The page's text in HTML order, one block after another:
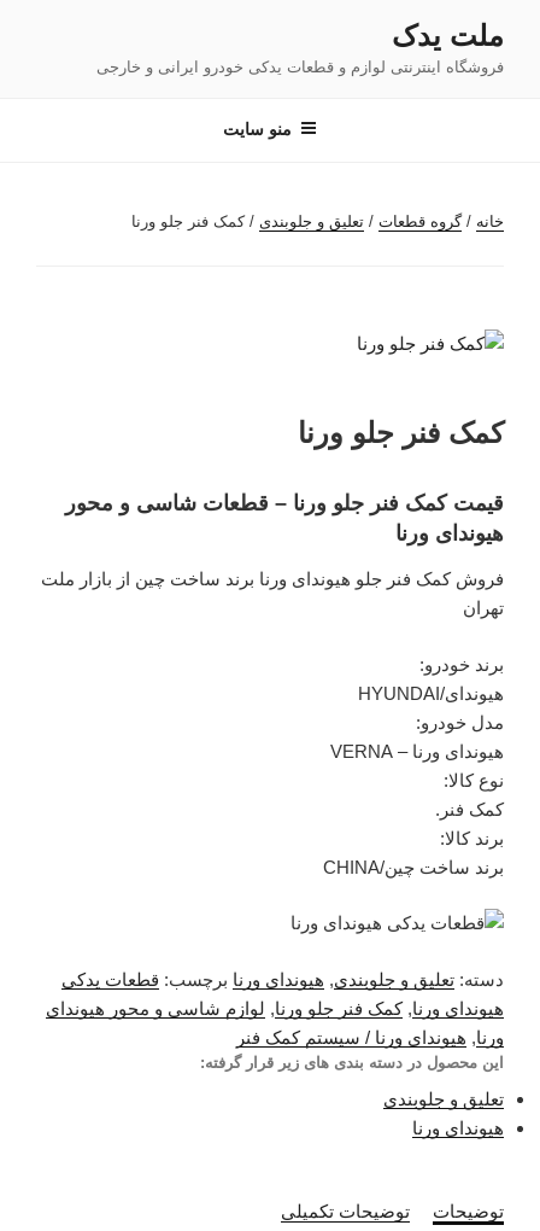
محتوا
ملت یدک
فروشگاه اینترنتی لوازم و قطعات یدکی خودرو ایرانی و خارجی
منو سایت
خانه /گروه قطعات / تعلیق و جلوبندی / کمک فنر جلو ورنا
کمک فنر جلو ورنا
قیمت کمک فنر جلو ورنا – قطعات شاسی و محور
هیوندای ورنا
فروش کمک فنر جلو هیوندای ورنا برند ساخت چین از بازار ملت
تهران
برند خودرو:
هیوندای/HYUNDAI
مدل خودرو:
هیوندای ورنا – VERNA
نوع کالا:
کمک فنر.
برند کالا:
برند ساخت چین/CHINA
دسته: تعلیق و جلوبندی, هیوندای ورنا برچسب: قطعات یدکی
هیوندای ورنا,کمک فنر جلو ورنا, لوازم شاسی و محور هیوندای
ورنا, هیوندای ورنا / سیستم کمک فنر
این محصول در دسته بندی های زیر قرار گرفته:
تعلیق و جلوبندی
هیوندای ورنا
توضیحات توضیحات تکمیلی